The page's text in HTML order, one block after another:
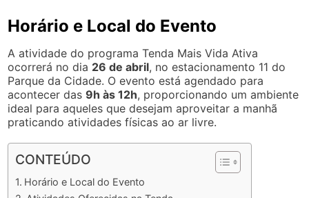
Horário e Local do Evento
A atividade do programa Tenda Mais Vida Ativa
ocorrerá no dia 26 de abril, no estacionamento 11 do
Parque da Cidade. O evento está agendado para
acontecer das9h às 12h, proporcionando um ambiente
ideal para aqueles que desejam aproveitar a manhã
praticando atividades físicas ao ar livre.
CONTEÚDO
Horário e Local do Evento